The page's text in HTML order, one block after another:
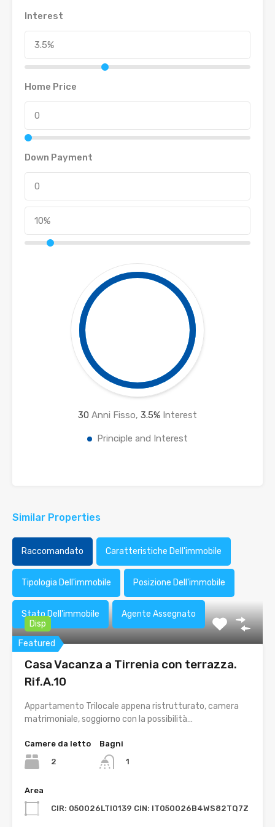
Interest
Home Price
Down Payment
30 Anni Fisso, 3.5% Interest
Principle and Interest
Similar Properties
Raccomandato Caratteristiche Dell'immobile
Tipologia Dell'immobile Posizione Dell'immobile
Stato Dell'immobile Agente Assegnato
Featured
Disp
Casa Vacanza a Tirrenia con terrazza.
Rif.A.10
Appartamento Trilocale appena ristrutturato, camera
matrimoniale, soggiorno con la possibilità…
Camere da letto
2
Bagni
1
Area
CIR: 050026LTI0139 CIN: IT050026B4WS82TQ7Z